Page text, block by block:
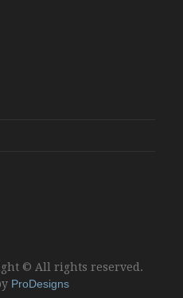
© All rights reserved.
ProDesigns